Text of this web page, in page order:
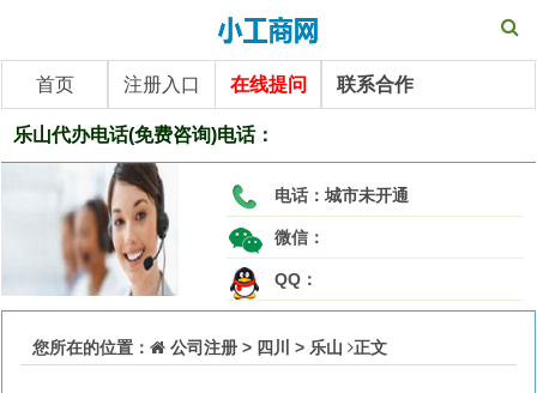
首页 注册入口 在线提问 联系合作
乐山代办电话(免费咨询)电话：
电话：城市未开通
微信：
QQ：
您所在的位置： 公司注册 > 四川 > 乐山 正文